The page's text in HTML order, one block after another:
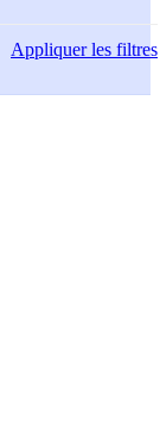
Appliquerles filtres